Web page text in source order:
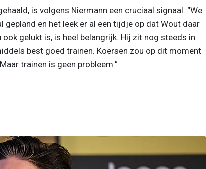
is volgens Niermann een cruciaal signaal. “We
en het leek er al een tijdje op dat Wout daar
gelukt is, is heel belangrijk. Hij zit nog steeds in
best goed trainen. Koersen zou op dit moment
trainen is geen probleem.”